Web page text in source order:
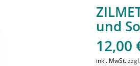
und
12,00
inkl. MwSt.